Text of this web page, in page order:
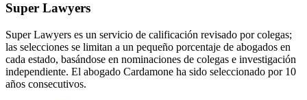
Super Lawyers
Super Lawyers es un servicio de calificación revisado por colegas;
las selecciones se limitan a un pequeño porcentaje de abogados en
cada estado, basándose en nominaciones de colegas e investigación
independiente. El abogado Cardamone ha sido seleccionado por 10
años consecutivos.